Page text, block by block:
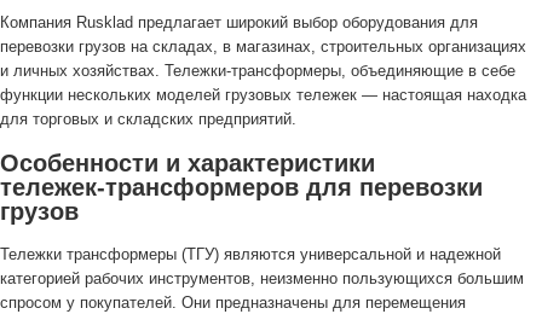
Компания Rusklad предлагает широкий выбор оборудования для
перевозки грузов на складах, в магазинах, строительных организациях
и личных хозяйствах. Тележки-трансформеры , объединяющие в себе
функции нескольких моделей грузовых тележек — настоящая находка
для торговых и складских предприятий.
Особенности и характеристики
тележек-трансформеров для перевозки
грузов
Тележки трансформеры (ТГУ) являются универсальной и надежной
категорией рабочих инструментов, неизменно пользующихся большим
спросом у покупателей. Они предназначены для перемещения